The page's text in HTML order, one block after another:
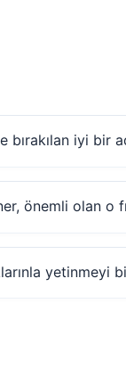
bırakılan iyi bir
önemli olan o
yetinmeyi